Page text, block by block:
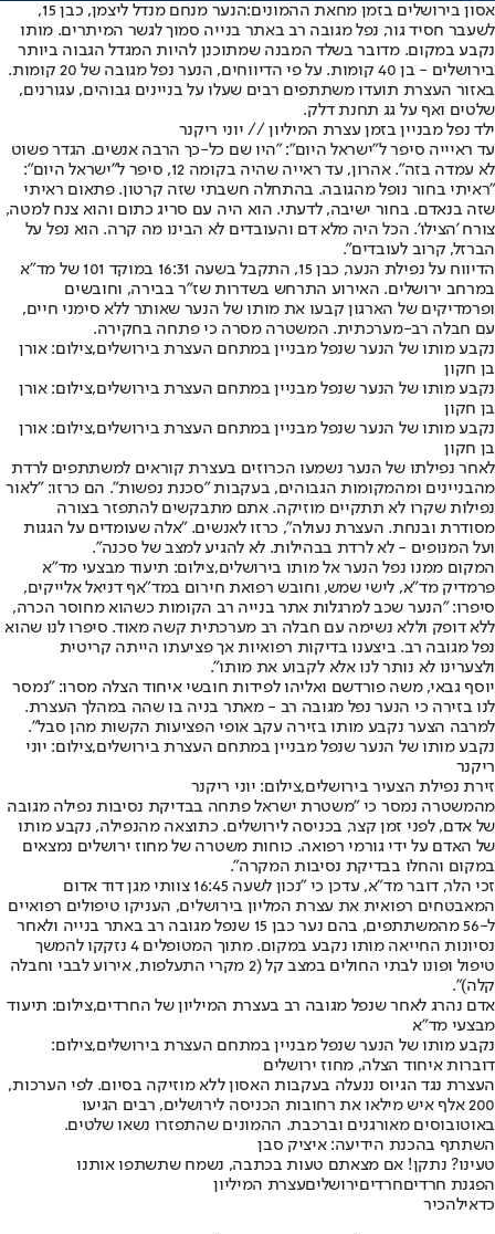
אסון בירושלים בזמן מחאת ההמונים:
הנער מנחם מנדל ליצמן, כבן 15,
לשעבר חסיד גור, נפל מגובה רב באתר בנייה סמוך לגשר המיתרים. מותו
נקבע במקום. מדובר בשלד המבנה שמתוכנן להיות המגדל הגבוה ביותר
בירושלים - בן 40 קומות. על פי הדיווחים, הנער נפל מגובה של 20 קומות.
באזור העצרת תועדו משתתפים רבים שעלו על בניינים גבוהים, עגורנים,
שלטים ואף על גג תחנת דלק.
ילד נפל מבניין בזמן עצרת המיליון // יוני ריקנר
עד ראיייה סיפר ל"ישראל היום": "היו שם כל-כך הרבה אנשים. הגדר פשוט
לא עמדה בזה". אהרון, עד ראייה שהיה בקומה 12, סיפר ל"ישראל היום":
"ראיתי בחור נופל מהגובה. בהתחלה חשבתי שזה קרטון. פתאום ראיתי
שזה בנאדם. בחור ישיבה, לדעתי. הוא היה עם סריג כתום והוא צנח למטה,
צורח 'הצילו'. הכל היה מלא דם והעובדים לא הבינו מה קרה. הוא נפל על
הברזל, קרוב לעובדים".
הדיווח על נפילת הנער, כבן 15, התקבל בשעה 16:31 במוקד 101 של מד"א
במרחב ירושלים. האירוע התרחש בשדרות שז"ר בבירה, וחובשים
ופרמדיקים של הארגון קבעו את מותו של הנער שאותר ללא סימני חיים,
עם חבלה רב-מערכתית. המשטרה מסרה כי פתחה בחקירה.
נקבע מותו של הנער שנפל מבניין במתחם העצרת בירושלים,צילום: אורן
בן חקון
נקבע מותו של הנער שנפל מבניין במתחם העצרת בירושלים,צילום: אורן
בן חקון
נקבע מותו של הנער שנפל מבניין במתחם העצרת בירושלים,צילום: אורן
בן חקון
לאחר נפילתו של הנער נשמעו הכרוזים בעצרת קוראים למשתתפים לרדת
מהבניינים ומהמקומות הגבוהים, בעקבות "סכנת נפשות". הם כרזו: "לאור
נפילות שקרו לא תתקיים מוזיקה. אתם מתבקשים להתפזר בצורה
מסודרת ובנחת. העצרת נעולה", כרזו לאנשים. "אלה שעומדים על הגגות
ועל המנופים - לא לרדת בבהילות. לא להגיע למצב של סכנה".
המקום ממנו נפל הנער אל מותו בירושלים,צילום: תיעוד מבצעי מד"א
פרמדיק מד"א, לישי שמש, וחובש רפואת חירום במד"אף דניאל אלייקים,
סיפרו: "הנער שכב למרגלות אתר בנייה רב הקומות כשהוא מחוסר הכרה,
ללא דופק וללא נשימה עם חבלה רב מערכתית קשה מאוד. סיפרו לנו שהוא
נפל מגובה רב. ביצענו בדיקות רפואיות אך פציעתו הייתה קריטית
ולצערינו לא נותר לנו אלא לקבוע את מותו".
יוסף גבאי, משה פורדשם ואליהו לפידות חובשי איחוד הצלה מסרו: "נמסר
לנו בזירה כי הנער נפל מגובה רב - מאתר בניה בו שהה במהלך העצרת.
למרבה הצער נקבע מותו בזירה עקב אופי הפציעות הקשות מהן סבל".
נקבע מותו של הנער שנפל מבניין במתחם העצרת בירושלים,צילום: יוני
ריקנר
זירת נפילת הצעיר בירושלים,צילום: יוני ריקנר
מהמשטרה נמסר כי "משטרת ישראל פתחה בבדיקת נסיבות נפילה מגובה
של אדם, לפני זמן קצר, בכניסה לירושלים. כתוצאה מהנפילה, נקבע מותו
של האדם על ידי גורמי רפואה. כוחות משטרה של מחוז ירושלים נמצאים
במקום והחלו בבדיקת נסיבות המקרה".
זכי הלר, דובר מד"א, עדכן כי "נכון לשעה 16:45 צוותי מגן דוד אדום
המאבטחים רפואית את עצרת המליון בירושלים, העניקו טיפולים רפואיים
ל-56 מהמשתתפים, בהם נער כבן 15 שנפל מגובה רב באתר בנייה ולאחר
נסיונות החייאה מותו נקבע במקום. מתוך המטופלים 4 נזקקו להמשך
טיפול ופונו לבתי החולים במצב קל (2 מקרי התעלפות, אירוע לבבי וחבלה
קלה)".
אדם נהרג לאחר שנפל מגובה רב בעצרת המיליון של החרדים,צילום: תיעוד
מבצעי מד"א
נקבע מותו של הנער שנפל מבניין במתחם העצרת בירושלים,צילום:
דוברות איחוד הצלה, מחוז ירושלים
העצרת נגד הגיוס ננעלה בעקבות האסון ללא מוזיקה בסיום. לפי הערכות,
200 אלף איש מילאו את רחובות הכניסה לירושלים, רבים הגיעו
באוטובוסים מאורגנים וברכבת. ההמונים שהתפזרו נשאו שלטים.
השתתף בהכנת הידיעה: איציק סבן
טעינו? נתקן! אם מצאתם טעות בכתבה, נשמח שתשתפו אותנו
הפגנת חרדיםחרדיםירושליםעצרת המיליון
כדאילהכיר